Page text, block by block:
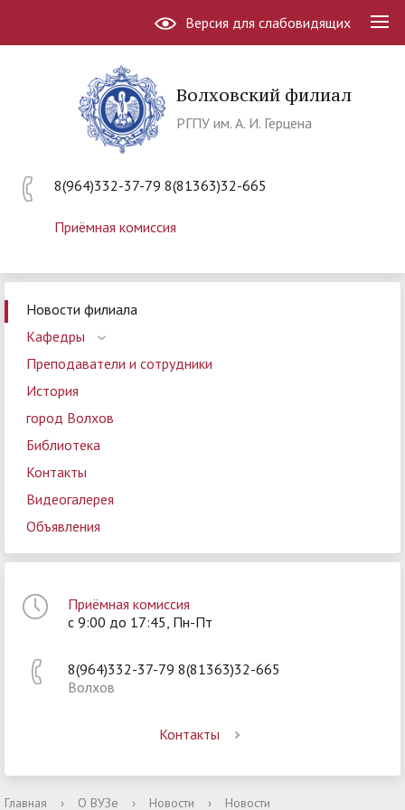
Версия для слабовидящих
Волховский филиал
РГПУ им. А. И. Герцена
8(964)332-37-79 8(81363)32-665
Приёмная комиссия
Новости филиала
Кафедры
Преподаватели и сотрудники
История
город Волхов
Библиотека
Контакты
Видеогалерея
Объявления
Приёмная комиссия
с 9:00 до 17:45, Пн-Пт
8(964)332-37-79 8(81363)32-665
Волхов
Контакты
Главная › О ВУЗе › Новости › Новости